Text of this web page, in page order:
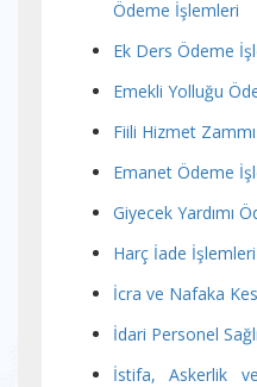
Ödeme İşlemleri
Ek Ders Ödeme
Emekli Yolluğu
Fiili Hizmet
Emanet Ödeme
Giyecek Yardımı
Harç İade İşlemleri
İcra ve Nafaka
İdari Personel
İstifa, Askerlik